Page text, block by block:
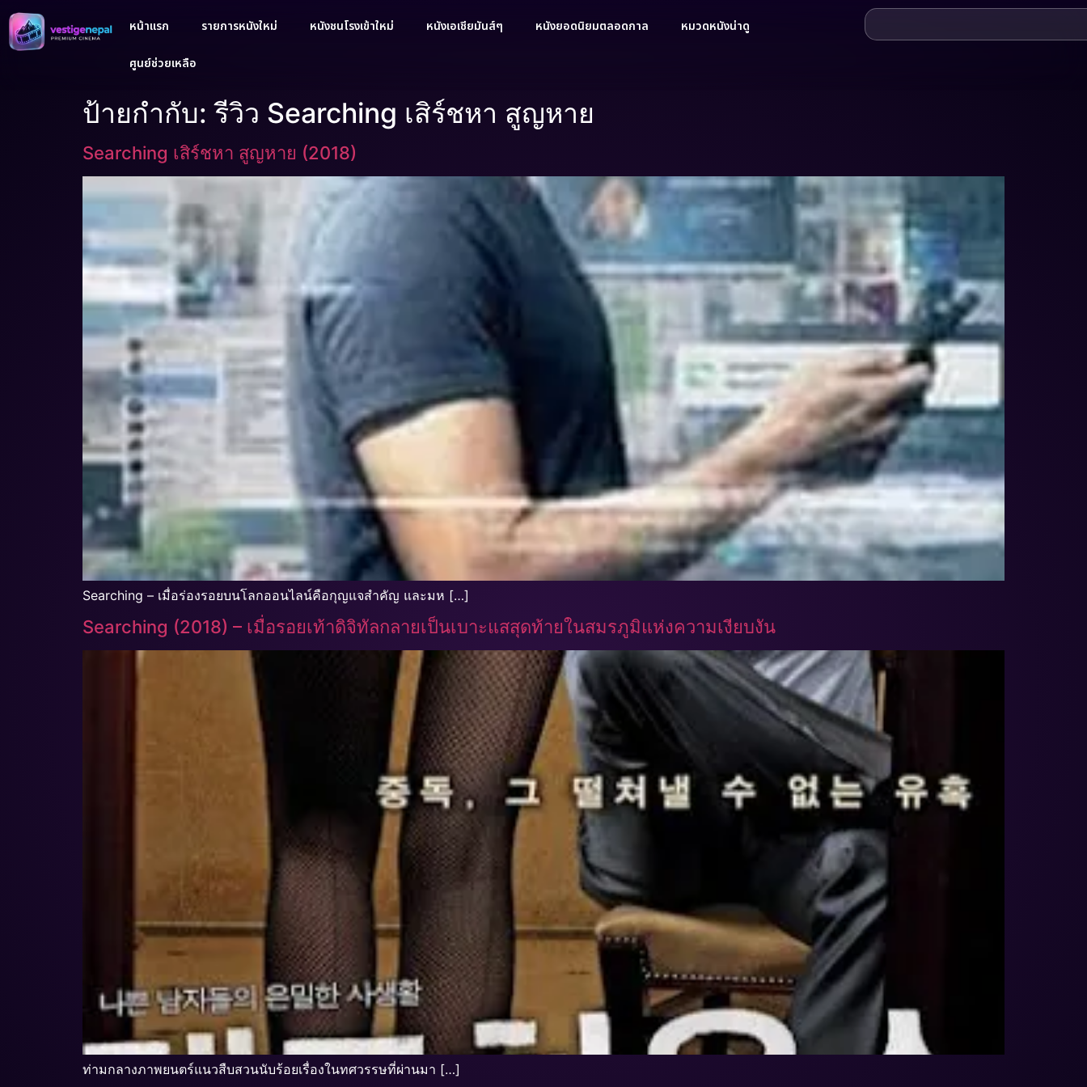
หน้าแรก รายการหนังใหม่ หนังชนโรงเข้าใหม่ หนังเอเชียมันส์ๆ หนังยอดนิยมตลอดกาล หมวดหนังน่าดู
ศูนย์ช่วยเหลือ
ป้ายกำกับ:รีวิว Searching เสิร์ชหา สูญหาย
Searching เสิร์ชหา สูญหาย (2018)
Searching – เมื่อร่องรอยบนโลกออนไลน์คือกุญแจสำคัญ และมห […]
Searching (2018) – เมื่อรอยเท้าดิจิทัลกลายเป็นเบาะแสสุดท้ายในสมรภูมิแห่งความเงียบงัน
ท่ามกลางภาพยนตร์แนวสืบสวนนับร้อยเรื่องในทศวรรษที่ผ่านมา […]